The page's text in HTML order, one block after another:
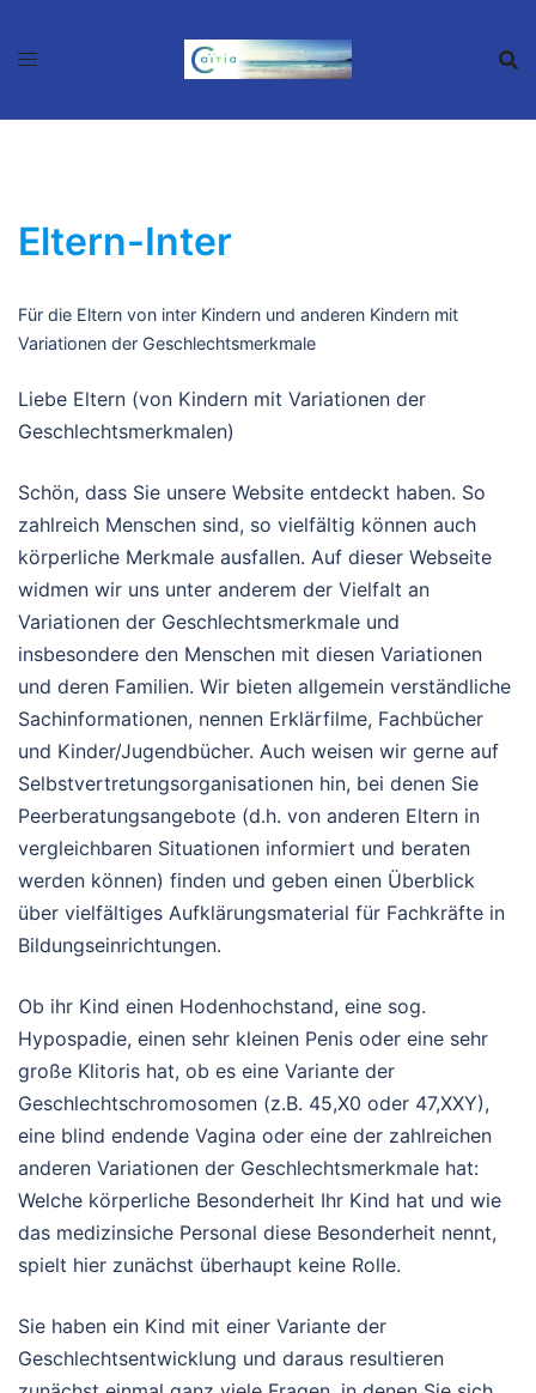
Inhalt
Eltern-Inter
Für die Eltern von inter Kindern und anderen Kindern mit
Variationen der Geschlechtsmerkmale
Liebe Eltern (von Kindern mit Variationen der
Geschlechtsmerkmalen)
Schön, dass Sie unsere Website entdeckt haben. So
zahlreich Menschen sind, so vielfältig können auch
körperliche Merkmale ausfallen. Auf dieser Webseite
widmen wir uns unter anderem der Vielfalt an
Variationen der Geschlechtsmerkmale und
insbesondere den Menschen mit diesen Variationen
und deren Familien. Wir bieten allgemein verständliche
Sachinformationen, nennen Erklärfilme, Fachbücher
und Kinder/Jugendbücher. Auch weisen wir gerne auf
Selbstvertretungsorganisationen hin, bei denen Sie
Peerberatungsangebote (d.h. von anderen Eltern in
vergleichbaren Situationen informiert und beraten
werden können) finden und geben einen Überblick
über vielfältiges Aufklärungsmaterial für Fachkräfte in
Bildungseinrichtungen.
Ob ihr Kind einen Hodenhochstand, eine sog.
Hypospadie, einen sehr kleinen Penis oder eine sehr
große Klitoris hat, ob es eine Variante der
Geschlechtschromosomen (z.B. 45,X0 oder 47,XXY),
eine blind endende Vagina oder eine der zahlreichen
anderen Variationen der Geschlechtsmerkmale hat:
Welche körperliche Besonderheit Ihr Kind hat und wie
das medizinsiche Personal diese Besonderheit nennt,
spielt hier zunächst überhaupt keine Rolle.
Sie haben ein Kind mit einer Variante der
Geschlechtsentwicklung und daraus resultieren